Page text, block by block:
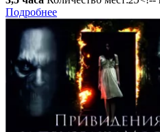
Подробнее